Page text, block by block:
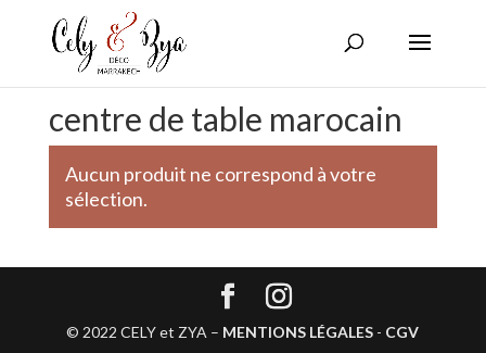
centre de table marocain
Aucun produit ne correspond à votre
sélection.
© 2022 CELY et ZYA – MENTIONS LÉGALES - CGV